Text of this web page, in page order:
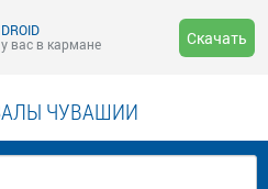
вас в кармане
Скачать
ЧУВАШИИ